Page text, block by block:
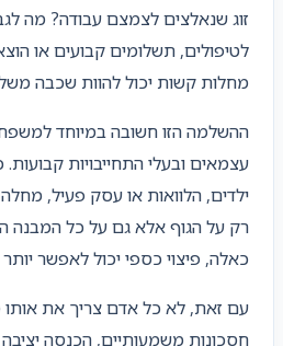
זוג שנאלצים לצמצם עבודה? מה
לטיפולים, תשלומים קבועים או
מחלות קשות יכול להוות שכבה
ההשלמה הזו חשובה במיוחד
עצמאים ובעלי התחייבויות
ילדים, הלוואות או עסק פעיל,
רק על הגוף אלא גם על כל המבנה
כאלה, פיצוי כספי יכול לאפשר
עם זאת, לא כל אדם צריך את אותו
חסכונות משמעותיים, הכנסה יציבה